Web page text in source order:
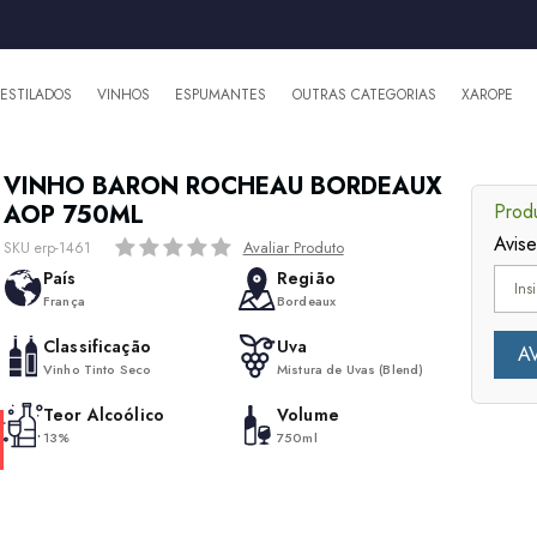
VINHOS ESPUMANTES OUTRAS CATEGORIAS XAROPE
VINHO BARON ROCHEAU BORDEAUX
AOP 750ML
SKU erp-1461 Avaliar Produto
País
França
Região
Bordeaux
Classificação
Vinho Tinto Seco
Uva
Mistura de Uvas (Blend)
Teor Alcoólico
13%
Volume
750ml